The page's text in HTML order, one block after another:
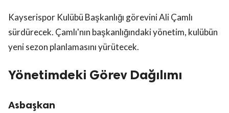
Kayserispor Kulübü Başkanlığı görevini Ali Çamlı
sürdürecek. Çamlı'nın başkanlığındaki yönetim, kulübün
yeni sezon planlamasını yürütecek.
Yönetimdeki Görev Dağılımı
Asbaşkan